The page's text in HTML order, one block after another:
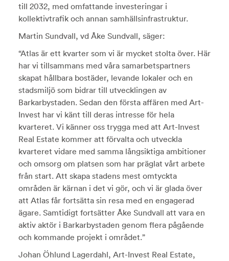
till 2032, med omfattande investeringar i
kollektivtrafik och annan samhällsinfrastruktur.
Martin Sundvall, vd Åke Sundvall, säger:
“Atlas är ett kvarter som vi är mycket stolta över. Här
har vi tillsammans med våra samarbetspartners
skapat hållbara bostäder, levande lokaler och en
stadsmiljö som bidrar till utvecklingen av
Barkarbystaden. Sedan den första affären med Art-
Invest har vi känt till deras intresse för hela
kvarteret. Vi känner oss trygga med att Art-Invest
Real Estate kommer att förvalta och utveckla
kvarteret vidare med samma långsiktiga ambitioner
och omsorg om platsen som har präglat vårt arbete
från start. Att skapa stadens mest omtyckta
områden är kärnan i det vi gör, och vi är glada över
att Atlas får fortsätta sin resa med en engagerad
ägare. Samtidigt fortsätter Åke Sundvall att vara en
aktiv aktör i Barkarbystaden genom flera pågående
och kommande projekt i området.”
Johan Öhlund Lagerdahl, Art-Invest Real Estate,